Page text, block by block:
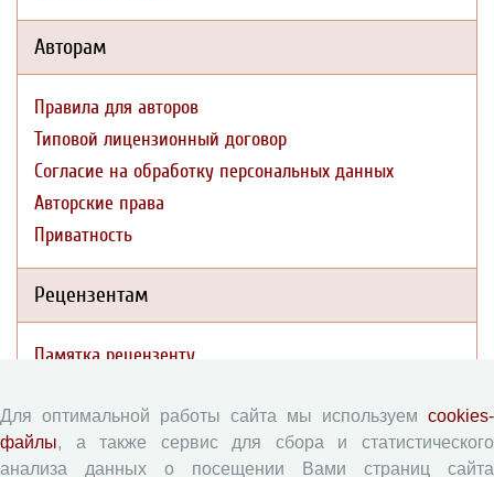
Авторам
Правила для авторов
Типовой лицензионный договор
Согласие на обработку персональных данных
Авторские права
Приватность
Рецензентам
Памятка рецензенту
Журналы ВолНЦ РАН
Для оптимальной работы сайта мы используем cookies-
файлы, а также сервис для сбора и статистического
анализа данных о посещении Вами страниц сайта